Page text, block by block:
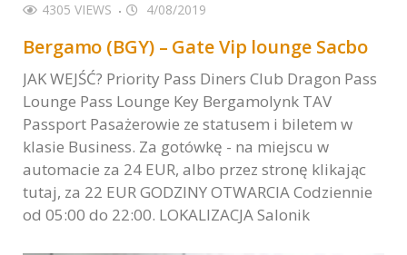
4305 VIEWS 4/08/2019
Bergamo (BGY) – Gate Vip lounge Sacbo
JAK WEJŚĆ? Priority Pass Diners Club Dragon Pass
Lounge Pass Lounge Key Bergamolynk TAV
Passport Pasażerowie ze statusem i biletem w
klasie Business. Za gotówkę - na miejscu w
automacie za 24 EUR, albo przez stronę klikając
tutaj, za 22 EUR GODZINY OTWARCIA Codziennie
od 05:00 do 22:00. LOKALIZACJA Salonik